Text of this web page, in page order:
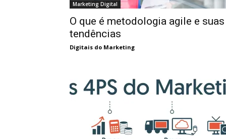
Marketing Digital
O que é metodologia agile e suas
tendências
Digitais do Marketing